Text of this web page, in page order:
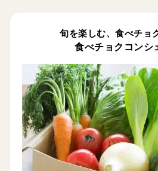
旬を楽しむ、食べチョ
食べチョクコンシ